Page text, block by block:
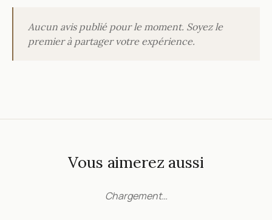
Aucun avis publié pour le moment. Soyez le
premier à partager votre expérience.
Vous aimerez aussi
Chargement…